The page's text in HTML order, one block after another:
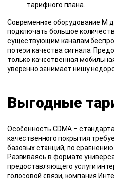
тарифного плана.
Современное оборудование М
подключать большое
существующим каналам
потери качества сигнала.
только качественная
уверенно занимает нишу
Выгодные
Особенность CDMA –
качественного покрытия
базовых станций, по
Развиваясь в формате
предоставляющего услуги
голосовой связи, компания